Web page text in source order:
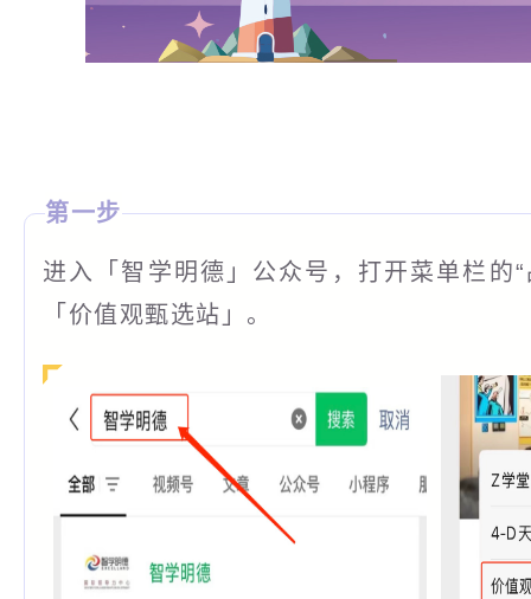
第一步
进入「智学明德」公众号，打开菜单栏的
「价值观甄选站」。